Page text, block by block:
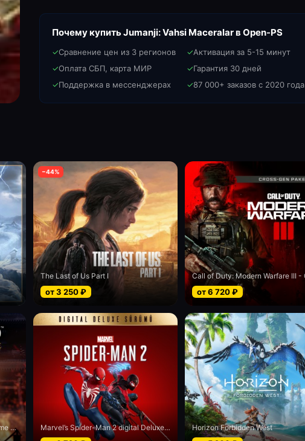
Почему купитьJumanji: Vahsi Maceralarв Open-PS
✓Сравнение цен из 3 регионов ✓Активация за 5-15 минут
✓Оплата СБП, карта МИР ✓Гарантия 30 дней
✓Поддержка в мессенджерах ✓87 000+ заказов с 2020 года
−44%
The Last of Us Part I
от3 250₽ от6 720₽
Sekiro: Shadows Die Twice - Game of the Year edition Marvel’s Spider-Man 2 digital Deluxe edition Horizon Forbidden West